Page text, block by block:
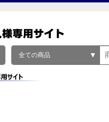
全ての商品